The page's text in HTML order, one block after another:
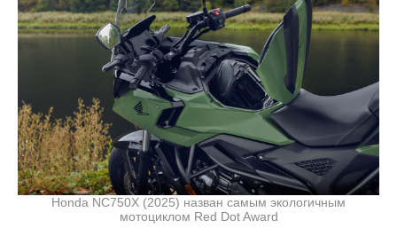
Honda NC750X (2025) назван самым экологичным
мотоциклом Red Dot Award